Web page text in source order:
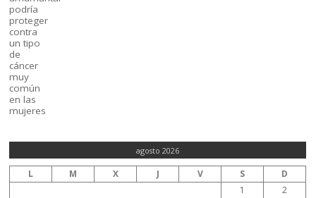
agosto 2026
L M X J V S
D
1
2